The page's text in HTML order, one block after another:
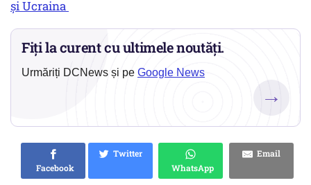
și Ucraina
Fiți la curent cu ultimele noutăți.
Urmăriți DCNews și pe Google News
→
Facebook
Twitter
WhatsApp
Email